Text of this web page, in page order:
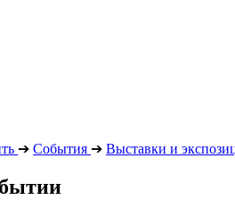
➔ События ➔ Выставки и